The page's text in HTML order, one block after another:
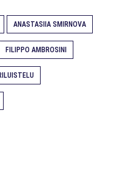
ANASTASIIA SMIRNOVA
FILIPPO AMBROSINI